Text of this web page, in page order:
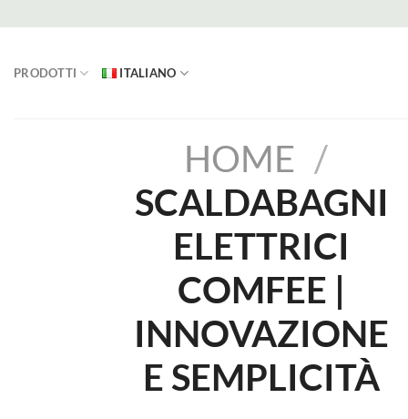
ai
PRODOTTI ITALIANO
HOME /
SCALDABAGNI
ELETTRICI
COMFEE |
INNOVAZIONE
E SEMPLICITÀ